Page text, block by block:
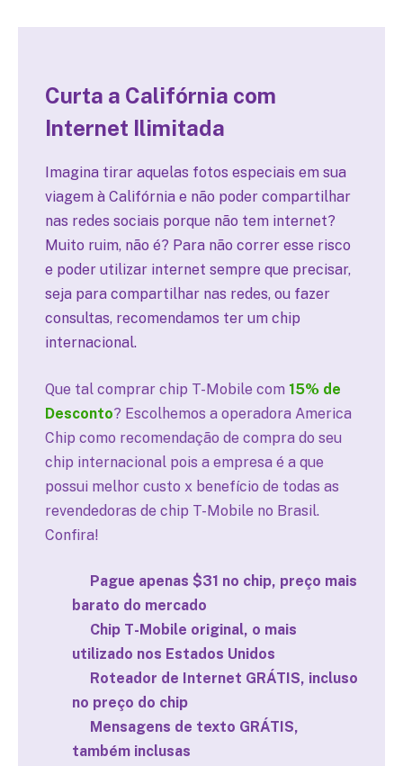
Curta a Califórnia com
Internet Ilimitada
Imagina tirar aquelas fotos especiais em sua
viagem à Califórnia e não poder compartilhar
nas redes sociais porque não tem internet?
Muito ruim, não é? Para não correr esse risco
e poder utilizar internet sempre que precisar,
seja para compartilhar nas redes, ou fazer
consultas, recomendamos ter um chip
internacional.
Que tal comprar chip T-Mobile com 15% de
Desconto? Escolhemos a operadora America
Chip como recomendação de compra do seu
chip internacional pois a empresa é a que
possui melhor custo x benefício de todas as
revendedoras de chip T-Mobile no Brasil.
Confira!
Pague apenas $31 no chip, preço mais
barato do mercado
Chip T-Mobile original, o mais
utilizado nos Estados Unidos
Roteador de Internet GRÁTIS, incluso
no preço do chip
Mensagens de texto GRÁTIS,
também inclusas